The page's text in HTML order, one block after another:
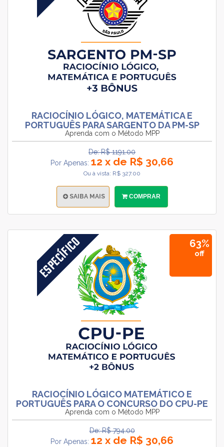
RACIOCÍNIO LÓGICO, MATEMÁTICA E
PORTUGUÊS PARA SARGENTO DA PM-SP
Aprenda com o Método MPP
De: R$ 1191.00
Por Apenas: 12 x de R$ 30,66
Ou à vista: R$ 327.00
SAIBA MAIS COMPRAR
63%
off
RACIOCÍNIO LÓGICO MATEMÁTICO E
PORTUGUÊS PARA O CONCURSO DO CPU-PE
Aprenda com o Método MPP
De: R$ 794.00
Por Apenas: 12 x de R$ 30,66